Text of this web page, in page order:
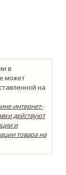
в
может
на
интернет-
действуют
и
товара на